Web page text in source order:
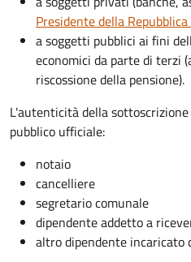
Presidente della
a soggetti pubblici ai fini
economici da parte di terzi
riscossione della pensione).
L'autenticità della
pubblico ufficiale:
notaio
cancelliere
segretario comunale
dipendente addetto a
altro dipendente incaricato